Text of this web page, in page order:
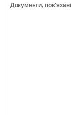
Документи,